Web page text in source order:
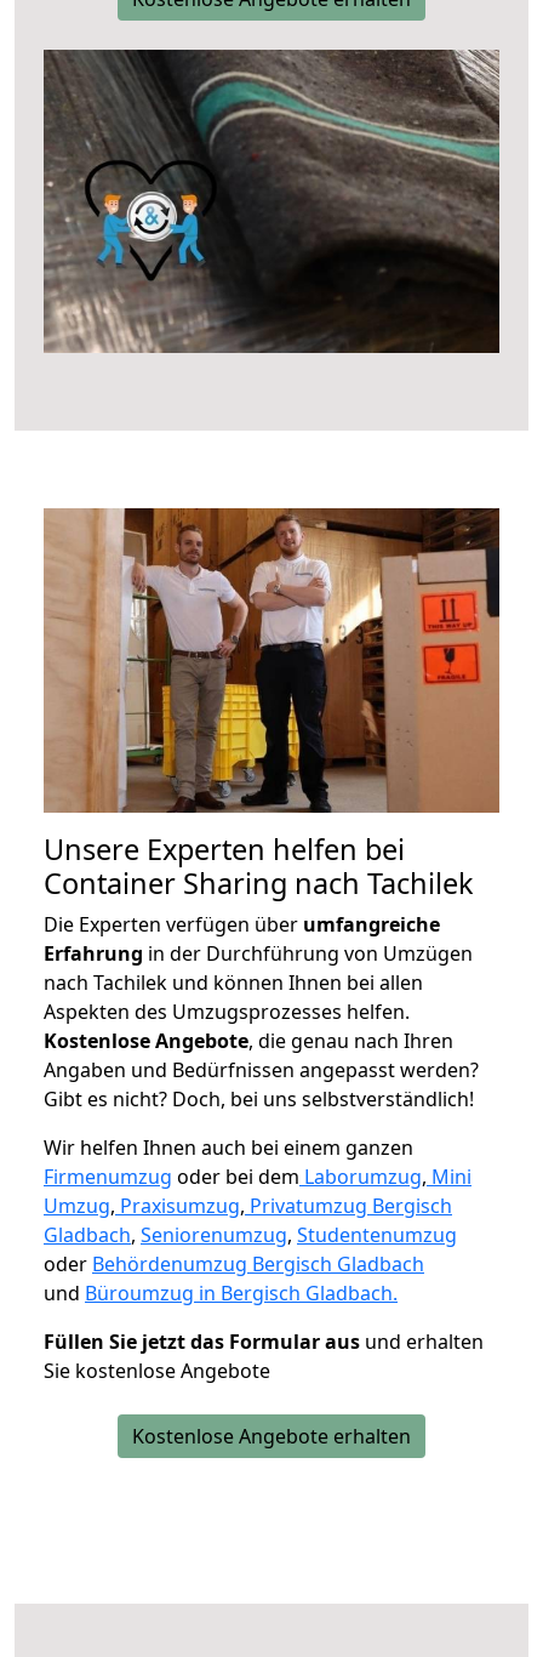
Unsere Experten helfen bei
Container Sharing nach Tachilek
Die Experten verfügen über umfangreiche
Erfahrung in der Durchführung von Umzügen
nach Tachilek und können Ihnen bei allen
Aspekten des Umzugsprozesses helfen.
Kostenlose Angebote, die genau nach Ihren
Angaben und Bedürfnissen angepasst werden?
Gibt es nicht? Doch, bei uns selbstverständlich!
Wir helfen Ihnen auch bei einem ganzen
Firmenumzug oder bei dem Laborumzug, Mini
Umzug, Praxisumzug, Privatumzug Bergisch
Gladbach, Seniorenumzug, Studentenumzug
oder Behördenumzug Bergisch Gladbach
und Büroumzug in Bergisch Gladbach.
Füllen Sie jetzt das Formular aus und erhalten
Sie kostenlose Angebote
Kostenlose Angebote erhalten